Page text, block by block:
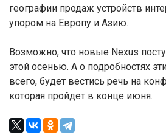
географии продаж устройств
упором на Европу и Азию.
Возможно, что новые Nexus
этой осенью. А о подробностях
всего, будет вестись речь на
которая пройдет в конце июня.